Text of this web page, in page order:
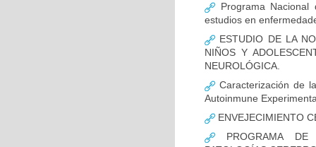
Programa Nacional
estudios en
ESTUDIO DE LA
NIÑOS Y
NEUROLÓGICA.
Caracterización de
Autoinmune
ENVEJECIMIENTO
PROGRAMA DE